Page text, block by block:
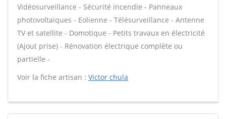
Vidéosurveillance - Sécurité incendie - Panneaux
photovoltaïques - Eolienne - Télésurveillance - Antenne
TV et satellite - Domotique - Petits travaux en électricité
(Ajout prise) - Rénovation électrique complète ou
partielle -
Voir la fiche artisan : Victor chula